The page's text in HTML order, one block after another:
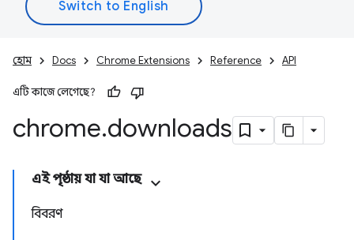
হোম Docs Chrome Extensions Reference API
এটি কাজে লেগেছে?
chrome.downloads
এই পৃষ্ঠায় যা যা আছে
বিবরণ